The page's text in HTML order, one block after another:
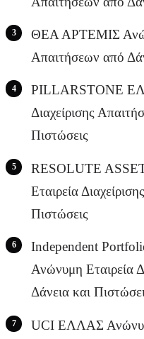
ΘΕΑ ΑΡΤΕΜΙΣ
Απαιτήσεων από
PILLARSTONE
Διαχείρισης
Πιστώσεις
RESOLUTE
Εταιρεία
Πιστώσεις
Independent
Ανώνυμη Εταιρεία
Δάνεια και
UCI ΕΛΛΑΣ